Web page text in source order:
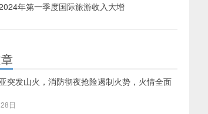
年第一季度国际旅游收入大增
突发山火，消防彻夜抢险遏制火势，火情全面
日